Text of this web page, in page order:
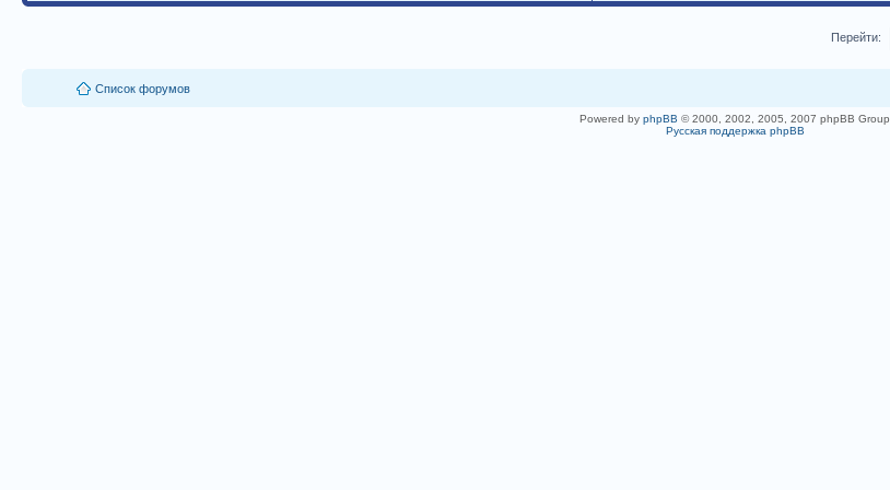
Перейти:
Список форумов
Powered by phpBB © 2000, 2002, 2005, 2007 phpBB Group
Русская поддержка phpBB